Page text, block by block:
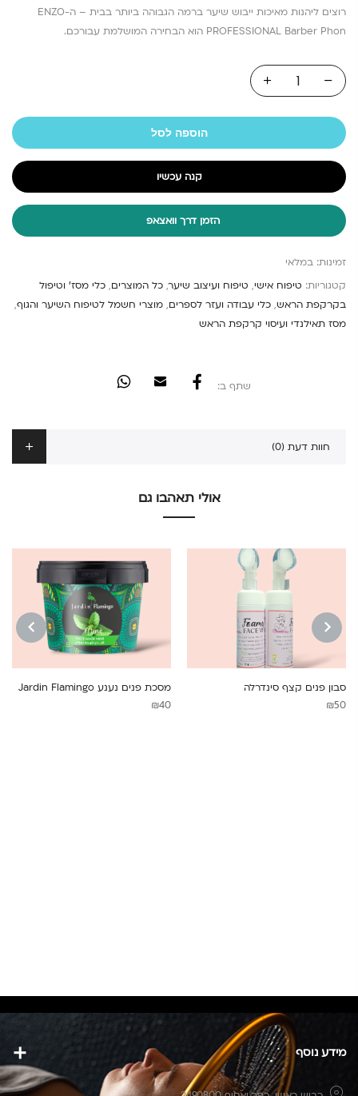
רוצים ליהנות מאיכות ייבוש שיער ברמה הגבוהה ביותר בבית – ה-ENZO
PROFESSIONAL Barber Phon הוא הבחירה המושלמת עבורכם.
הוספה לסל
קנה עכשיו
הזמן דרך וואצאפ
זמינות: במלאי
קטגוריות: טיפוח אישי, טיפוח ועיצוב שיער, כל המוצרים, כלי מסז' וטיפול
בקרקפת הראש, כלי עבודה ועזר לספרים, מוצרי חשמל לטיפוח השיער והגוף,
מסז תאילנדי ועיסוי קרקפת הראש
שתף ב:
חוות דעת (0)
אולי תאהבו גם
PREVIOUS
סבון פנים קצף סינדרלה
₪50
מסכת פנים נענע Jardin Flamingo
₪40
מידע נוסף